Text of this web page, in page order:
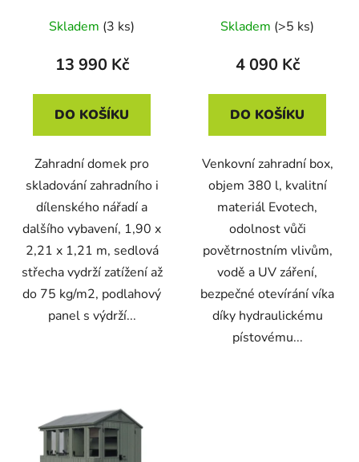
Skladem (3 ks)
13 990 Kč
DO KOŠÍKU
Zahradní domek pro
skladování zahradního i
dílenského nářadí a
dalšího vybavení, 1,90 x
2,21 x 1,21 m, sedlová
střecha vydrží zatížení až
do 75 kg/m2, podlahový
panel s výdrží...
Skladem (>5 ks)
4 090 Kč
DO KOŠÍKU
Venkovní zahradní box,
objem 380 l, kvalitní
materiál Evotech,
odolnost vůči
povětrnostním vlivům,
vodě a UV záření,
bezpečné otevírání víka
díky hydraulickému
pístovému...